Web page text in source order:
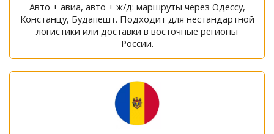
Авто + авиа, авто + ж/д: маршруты через Одессу,
Констанцу, Будапешт. Подходит для нестандартной
логистики или доставки в восточные регионы
России.